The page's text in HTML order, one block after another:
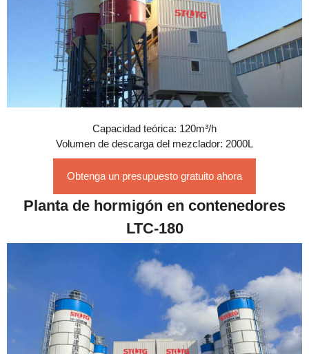
Capacidad teórica: 120m³/h
Volumen de descarga del mezclador: 2000L
Obtenga un presupuesto gratuito ahora
Planta de hormigón en contenedores
LTC-180